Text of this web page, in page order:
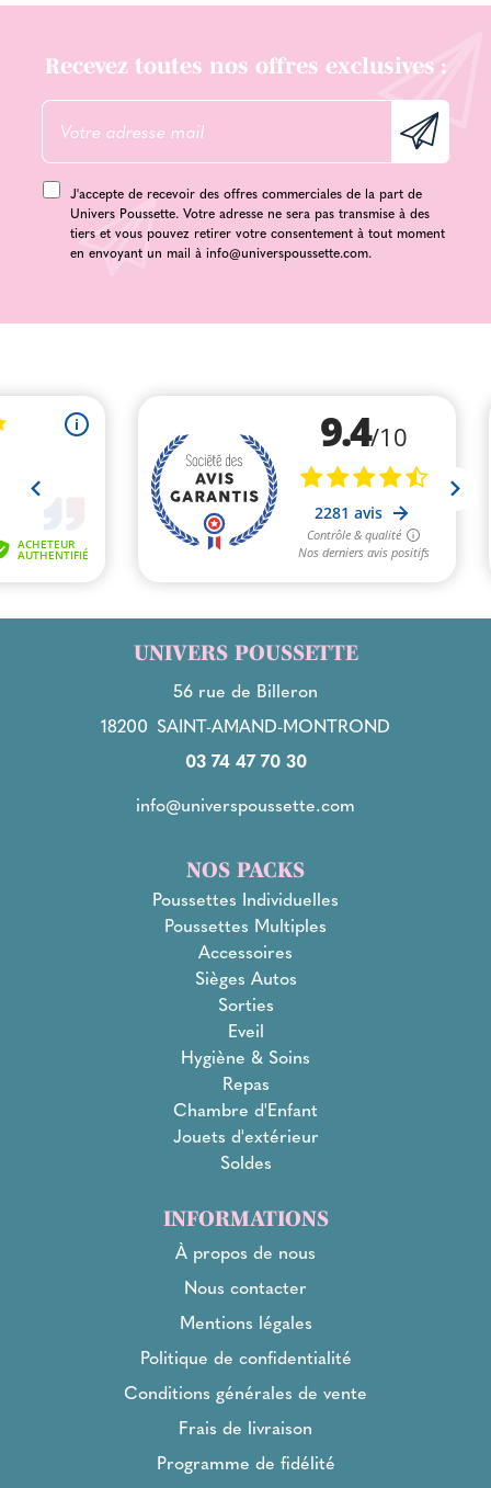
Recevez toutes nos offres exclusives :
J'accepte de recevoir des offres commerciales de la part de
Univers Poussette. Votre adresse ne sera pas transmise à des
tiers et vous pouvez retirer votre consentement à tout moment
en envoyant un mail à info@universpoussette.com.
UNIVERS POUSSETTE
56 rue de Billeron
18200 SAINT-AMAND-MONTROND
03 74 47 70 30
info@universpoussette.com
NOS PACKS
Poussettes Individuelles
Poussettes Multiples
Accessoires
Sièges Autos
Sorties
Eveil
Hygiène & Soins
Repas
Chambre d'Enfant
Jouets d'extérieur
Soldes
INFORMATIONS
À propos de nous
Nous contacter
Mentions légales
Politique de confidentialité
Conditions générales de vente
Frais de livraison
Programme de fidélité